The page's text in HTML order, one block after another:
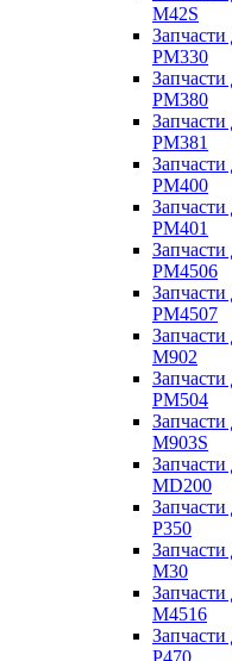
M42S
PM330
PM380
PM381
PM400
PM401
PM4506
PM4507
M902
PM504
M903S
MD200
P350
M30
M4516
P470